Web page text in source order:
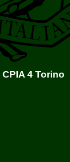
CPIA 4 Torino